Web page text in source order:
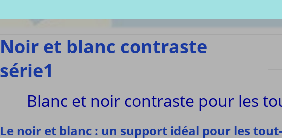
S.M.I.C et Cotisations
Convention
Lettres Types
calendrier des
Vaccination
Cartes de visites
nounou
Comptines à gestes
ou pas
Tablatures Musiques
La
Noir et blanc contraste
série1
Blanc et noir contraste pour les
Le noir et blanc : un support idéal pour les